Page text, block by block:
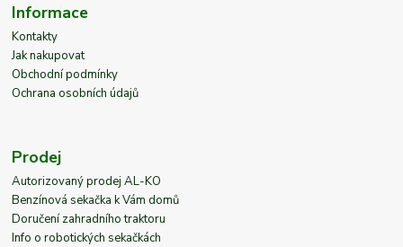
Informace
Kontakty
Jak nakupovat
Obchodní podmínky
Ochrana osobních údajů
Prodej
Autorizovaný prodej AL-KO
Benzínová sekačka k Vám domů
Doručení zahradního traktoru
Info o robotických sekačkách